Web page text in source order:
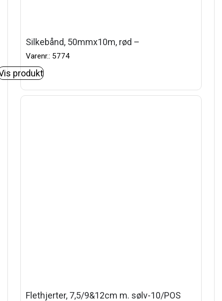
Silkebånd, 50mmx10m, rød –
Varenr.: 5774
produkt
Flethjerter, 7,5/9&12cm m. sølv-10/POS